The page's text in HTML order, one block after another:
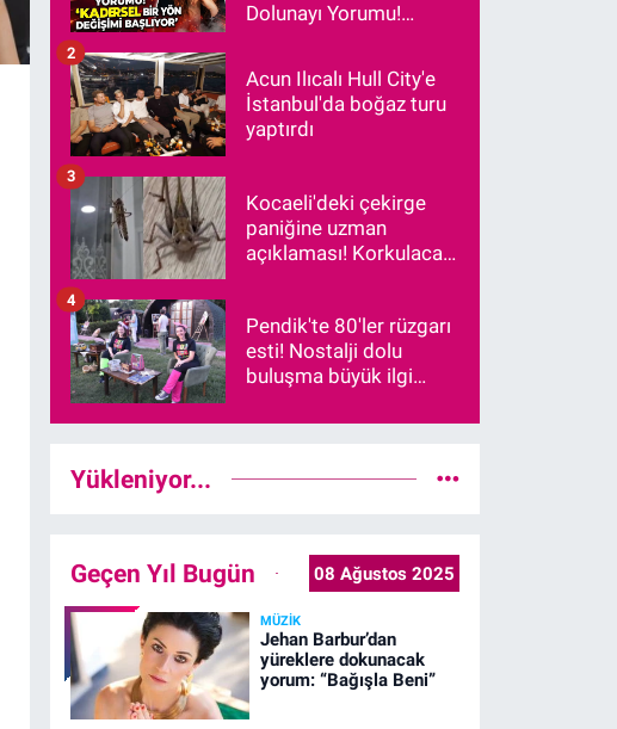
Dolunayı Yorumu!
Acun Ilıcalı Hull City'e
İstanbul'da boğaz turu
yaptırdı
2
Kocaeli'deki çekirge
paniğine uzman
açıklaması! Korkulacak
3
Pendik'te 80'ler rüzgarı
esti! Nostalji dolu
buluşma büyük ilgi
4
Yükleniyor...
Geçen Yıl Bugün 08 Ağustos 2025
MÜZIK
Jehan Barbur’dan
yüreklere dokunacak
yorum: “Bağışla Beni”